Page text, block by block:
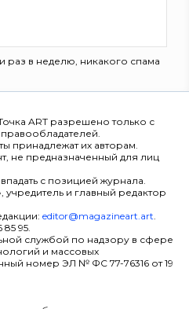
раз в неделю, никакого спама
ART разрешено только с
принадлежат их авторам.
не предназначенный для лиц
с позицией журнала.
учредитель и главный редактор
editor@magazineart.art.
95.
службой по надзору в сфере
и массовых
номер ЭЛ № ФС 77-76316 от 19